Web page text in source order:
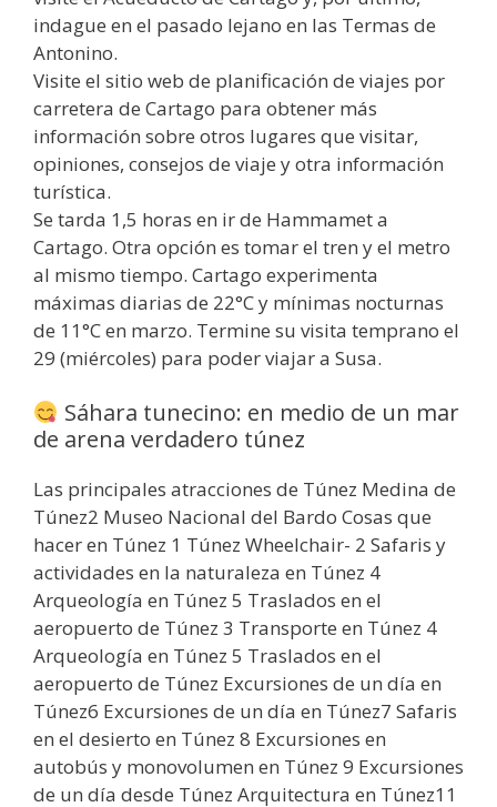
indague en el pasado lejano en las Termas de
Antonino.
Visite el sitio web de planificación de viajes por
carretera de Cartago para obtener más
información sobre otros lugares que visitar,
opiniones, consejos de viaje y otra información
turística.
Se tarda 1,5 horas en ir de Hammamet a
Cartago. Otra opción es tomar el tren y el metro
al mismo tiempo. Cartago experimenta
máximas diarias de 22°C y mínimas nocturnas
de 11°C en marzo. Termine su visita temprano el
29 (miércoles) para poder viajar a Susa.
Sáhara tunecino: en medio de un mar
de arena verdadero túnez
Las principales atracciones de Túnez Medina de
Túnez2 Museo Nacional del Bardo Cosas que
hacer en Túnez 1 Túnez Wheelchair- 2 Safaris y
actividades en la naturaleza en Túnez 4
Arqueología en Túnez 5 Traslados en el
aeropuerto de Túnez 3 Transporte en Túnez 4
Arqueología en Túnez 5 Traslados en el
aeropuerto de Túnez Excursiones de un día en
Túnez6 Excursiones de un día en Túnez7 Safaris
en el desierto en Túnez 8 Excursiones en
autobús y monovolumen en Túnez 9 Excursiones
de un día desde Túnez Arquitectura en Túnez11